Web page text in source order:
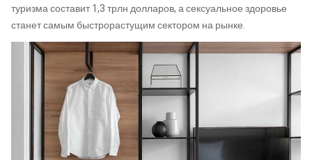
туризма составит 1,3 трлн долларов, а сексуальное здоровье
станет самым быстрорастущим сектором на рынке.